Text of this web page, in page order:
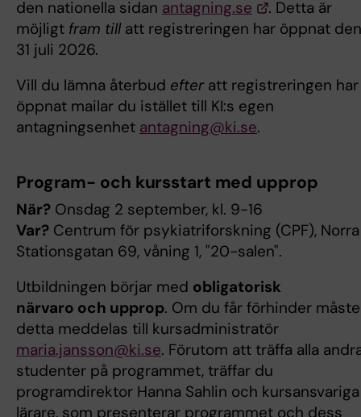
den nationella sidan antagning.se
. Detta är
möjligt fram till att registreringen har öppnat den
31 juli 2026.
Vill du lämna återbud efter att registreringen har
öppnat mailar du istället till KI:s egen
antagningsenhet antagning@ki.se.
Program- och kursstart med upprop
När? Onsdag 2 september, kl. 9-16
Var? Centrum för psykiatriforskning (CPF), Norra
Stationsgatan 69, våning 1, "20-salen".
Utbildningen börjar med obligatorisk
närvaro och upprop. Om du får förhinder måste
detta meddelas till kursadministratör
maria.jansson@ki.se. Förutom att träffa alla
studenter på programmet, träffar du
programdirektor Hanna Sahlin och kursansvariga
lärare, som presenterar programmet och dess